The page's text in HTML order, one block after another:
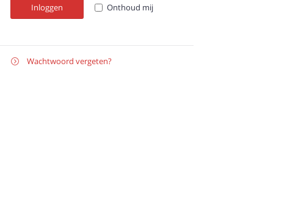
Inloggen Onthoud mij
 Wachtwoord vergeten?